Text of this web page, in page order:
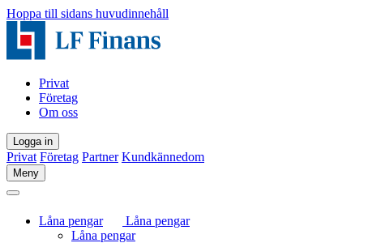
Hoppa till sidans huvudinnehåll
Privat
Företag
Om oss
Logga in
Privat Företag Partner Kundkännedom
Meny
Låna pengar
Låna pengar
Låna pengar